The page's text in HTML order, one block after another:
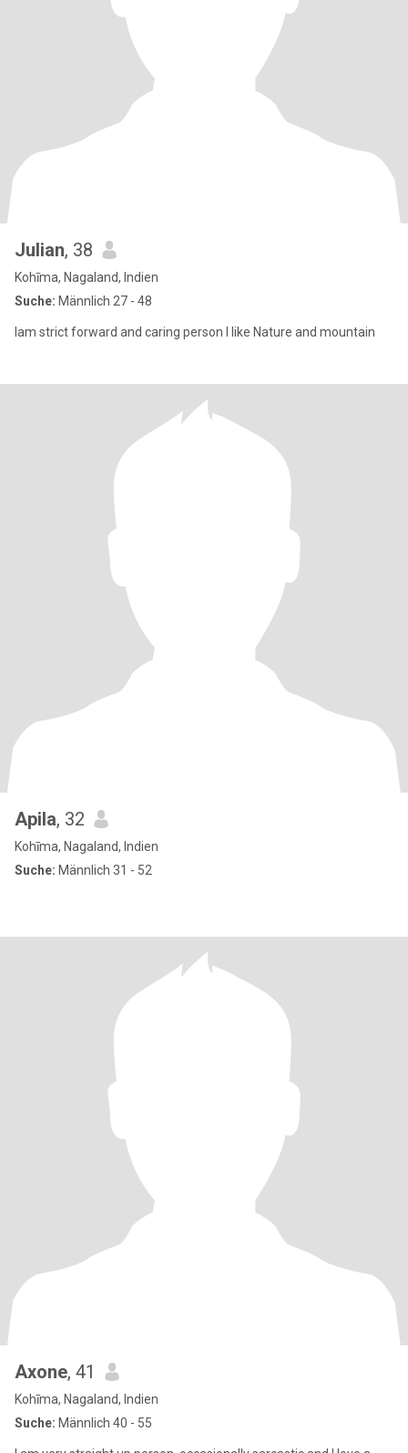
Julian, 38
Kohīma, Nagaland, Indien
Suche: Männlich 27 - 48
Iam strict forward and caring person I like Nature and mountain
Apila, 32
Kohīma, Nagaland, Indien
Suche: Männlich 31 - 52
Axone, 41
Kohīma, Nagaland, Indien
Suche: Männlich 40 - 55